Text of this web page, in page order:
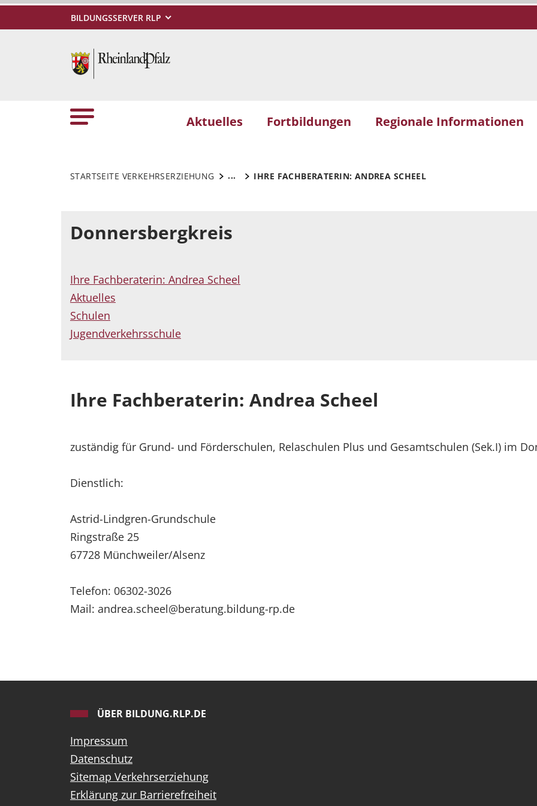
BILDUNGSSERVER RLP
Aktuelles Fortbildungen Regionale Informationen
STARTSEITE VERKEHRSERZIEHUNG ... IHRE FACHBERATERIN: ANDREA SCHEEL
Donnersbergkreis
Ihre Fachberaterin: Andrea Scheel
Aktuelles
Schulen
Jugendverkehrsschule
Ihre Fachberaterin: Andrea Scheel
zuständig für Grund- und Förderschulen, Relaschulen Plus und Gesamtschulen (Sek.I) im
Dienstlich:
Astrid-Lindgren-Grundschule
Ringstraße 25
67728 Münchweiler/Alsenz
Telefon: 06302-3026
Mail: andrea.scheel@beratung.bildung-rp.de
ÜBER BILDUNG.RLP.DE
Impressum
Datenschutz
Sitemap Verkehrserziehung
Erklärung zur Barrierefreiheit